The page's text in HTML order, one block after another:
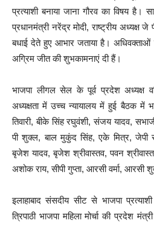
प्रत्याशी बनाया जाना गौरव का विषय है।
प्रधानमंत्री नरेंद्र मोदी, राष्ट्रीय अध्यक्ष
बधाई देते हुए आभार जताया है। अधिवक्ताओं
अग्रिम जीत की शुभकामनाएं दी हैं।
भाजपा लीगल सेल के पूर्व प्रदेश अध्यक्ष
अध्यक्षता में उच्च न्यायालय में हुई बैठक में
तिवारी, बीके सिंह रघुवंशी, संजय यादव,
पी शुक्ल, बाल मुकुंद सिंह, एके मित्र, जेपी
बृजेश यादव, बृजेश श्रीवास्तव, पवन
अशोक राय, सीपी गुप्ता, आरसी वर्मा, आरसी
इलाहाबाद संसदीय सीट से भाजपा
त्रिपाठी भाजपा महिला मोर्चा की प्रदेश